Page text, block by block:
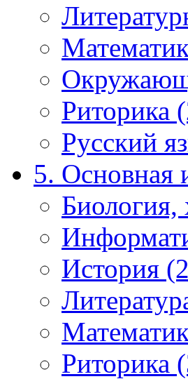
Риторика
Русский
5. Основная
Биология,
История
Риторика